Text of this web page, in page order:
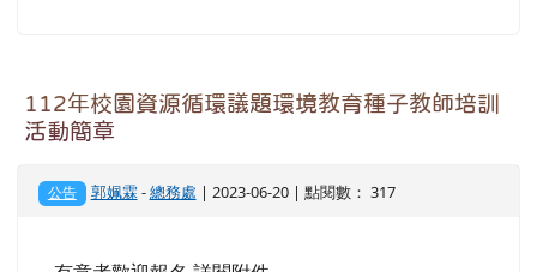
112年校園資源循環議題環境教育種子教師培訓
活動簡章
公告 郭姵霖-總務處 | 2023-06-20 | 點閱數： 317